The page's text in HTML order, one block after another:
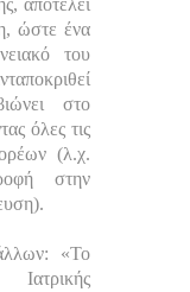
αποτελεί
ώστε ένα
του
στο
όλες τις
(λ.χ.
στην
«Το